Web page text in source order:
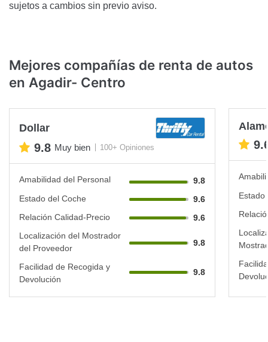
sujetos a cambios sin previo aviso.
Mejores compañías de renta de autos
en Agadir- Centro
Dollar
9.8 Muy bien 100+ Opiniones
Amabilidad del Personal
9.8
Estado del Coche
9.6
Relación Calidad-Precio
9.6
Localización del Mostrador
del Proveedor
9.8
Facilidad de Recogida y
Devolución
9.8
Estado